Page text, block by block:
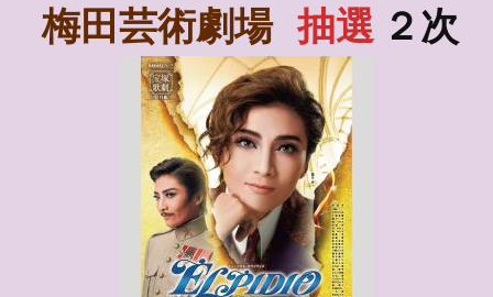
梅田芸術劇場 抽選 ２次